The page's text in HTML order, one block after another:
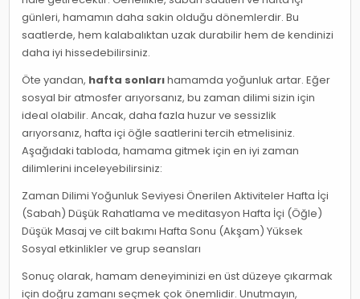
günleri, hamamın daha sakin olduğu dönemlerdir. Bu
saatlerde, hem kalabalıktan uzak durabilir hem de kendinizi
daha iyi hissedebilirsiniz.
Öte yandan, hafta sonlarıhamamda yoğunluk artar. Eğer
sosyal bir atmosfer arıyorsanız, bu zaman dilimi sizin için
ideal olabilir. Ancak, daha fazla huzur ve sessizlik
arıyorsanız, hafta içi öğle saatlerini tercih etmelisiniz.
Aşağıdaki tabloda, hamama gitmek için en iyi zaman
dilimlerini inceleyebilirsiniz:
Zaman Dilimi Yoğunluk Seviyesi Önerilen Aktiviteler Hafta İçi
(Sabah) Düşük Rahatlama ve meditasyon Hafta İçi (Öğle)
Düşük Masaj ve cilt bakımı Hafta Sonu (Akşam) Yüksek
Sosyal etkinlikler ve grup seansları
Sonuç olarak, hamam deneyiminizi en üst düzeye çıkarmak
için doğru zamanı seçmek çok önemlidir. Unutmayın,